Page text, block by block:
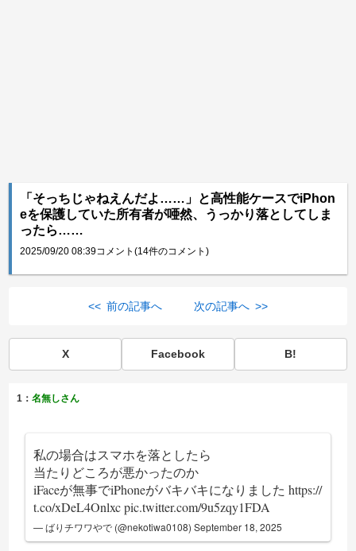
「そっちじゃねえんだよ……」と高性能ケースでiPhon
eを保護していた所有者が唖然、うっかり落としてしま
ったら……
2025/09/20 08:39コメント(14件のコメント)
<< 前の記事へ 次の記事へ >>
X Facebook B!
1：名無しさん
私の場合はスマホを落としたら
当たりどころが悪かったのか
iFaceが無事でiPhoneがバキバキになりましたhttps://
t.co/xDeL4Onlxc pic.twitter.com/9u5zqy1FDA
— ばりチワワやで (@nekotiwa0108)September 18, 2025